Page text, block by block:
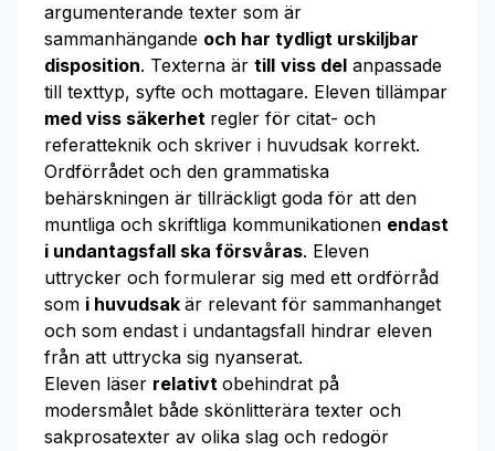
argumenterande texter som är
sammanhängande och har tydligt urskiljbar
disposition. Texterna är till viss del anpassade
till texttyp, syfte och mottagare. Eleven tillämpar
med viss säkerhet regler för citat- och
referatteknik och skriver i huvudsak korrekt.
Ordförrådet och den grammatiska
behärskningen är tillräckligt goda för att den
muntliga och skriftliga kommunikationen endast
i undantagsfall ska försvåras. Eleven
uttrycker och formulerar sig med ett ordförråd
som i huvudsak är relevant för sammanhanget
och som endast i undantagsfall hindrar eleven
från att uttrycka sig nyanserat.
Eleven läser relativt obehindrat på
modersmålet både skönlitterära texter och
sakprosatexter av olika slag och redogör